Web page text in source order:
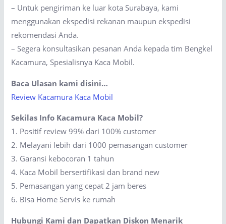
– Untuk pengiriman ke luar kota Surabaya, kami
menggunakan ekspedisi rekanan maupun ekspedisi
rekomendasi Anda.
– Segera konsultasikan pesanan Anda kepada tim Bengkel
Kacamura, Spesialisnya Kaca Mobil.
Baca Ulasan kami disini…
Review Kacamura Kaca Mobil
Sekilas Info Kacamura Kaca Mobil?
1. Positif review 99% dari 100% customer
2. Melayani lebih dari 1000 pemasangan customer
3. Garansi kebocoran 1 tahun
4. Kaca Mobil bersertifikasi dan brand new
5. Pemasangan yang cepat 2 jam beres
6. Bisa Home Servis ke rumah
Hubungi Kami dan Dapatkan Diskon Menarik